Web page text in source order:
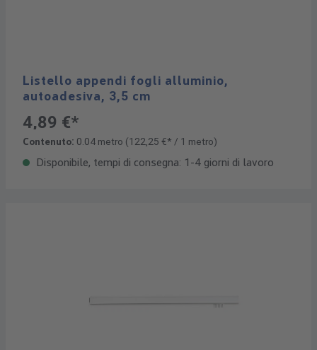
Listello appendi fogli alluminio,
autoadesiva, 3,5 cm
4,89 €*
Contenuto: 0.04 metro (122,25 €* / 1 metro)
Disponibile, tempi di consegna: 1-4 giorni di lavoro